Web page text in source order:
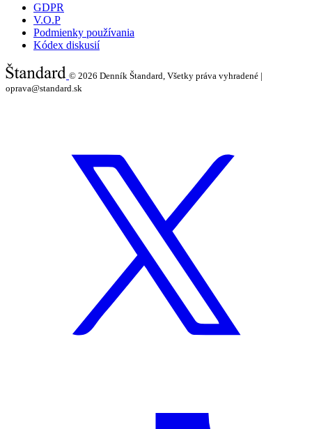
GDPR
V.O.P
Podmienky používania
Kódex diskusií
© 2026 Denník Štandard, Všetky práva vyhradené |
oprava@standard.sk